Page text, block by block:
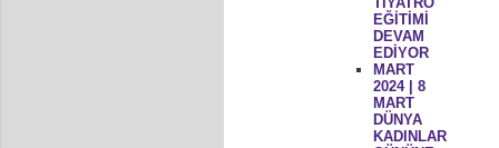
EĞİTİMİ
DEVAM
EDİYOR
MART
2024 | 8
MART
DÜNYA
KADINLAR